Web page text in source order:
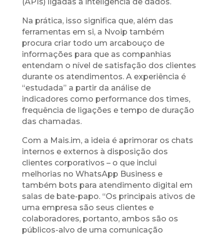
Na prática, isso significa que, além das
ferramentas em si, a Nvoip também
procura criar todo um arcabouço de
informações para que as companhias
entendam o nível de satisfação dos clientes
durante os atendimentos. A experiência é
“estudada” a partir da análise de
indicadores como performance dos times,
frequência de ligações e tempo de duração
das chamadas.
Com a Mais.im, a ideia é aprimorar os chats
internos e externos à disposição dos
clientes corporativos – o que inclui
melhorias no WhatsApp Business e
também bots para atendimento digital em
salas de bate-papo. “Os principais ativos de
uma empresa são seus clientes e
colaboradores, portanto, ambos são os
públicos-alvo de uma comunicação